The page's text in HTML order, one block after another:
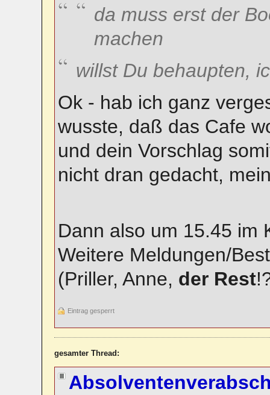
da muss erst der
machen
willst Du behaupten,
Ok - hab ich ganz
wusste, daß das Cafe
und dein Vorschlag
nicht dran gedacht,
Dann also um 15.45 im
Weitere Meldungen/
(Priller, Anne, der Rest
Eintrag gesperrt
gesamter Thread: